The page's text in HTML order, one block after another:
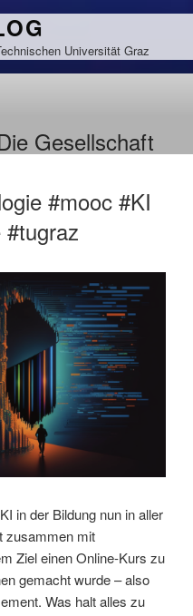
Universität Graz
Gesellschaft
#mooc #KI
in der Bildung nun in aller
zusammen mit
Ziel einen Online-Kurs zu
gemacht wurde – also
Was halt alles zu